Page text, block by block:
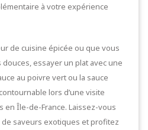
à votre expérience
de cuisine épicée ou que vous
essayer un plat avec une
au poivre vert ou la sauce
lors d’une visite
en Île-de-France. Laissez-vous
saveurs exotiques et profitez